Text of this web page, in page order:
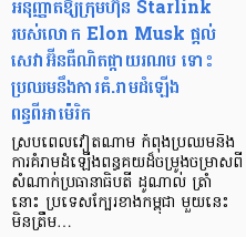
អនុញ្ញាតឱ្យក្រុមហ៊ុន Starlink
របស់លោក Elon Musk ផ្ដល់
សេវាអ៊ីនធឺណិតផ្កាយរណប ទោះ
ប្រឈមនឹងការគំ.រាមដំឡើង
ពន្ធពីអាម៉េរិក
ស្របពេលវៀតណាម កំពុងប្រឈមនឹង
ការគំរាមដំឡើងពន្ធគយដ៏ចម្រូងចម្រាសពី
សំណាក់ប្រធានាធិបតី ដូណាល់ ត្រាំ
នោះ ប្រទេសក្បែរខាងកម្ពុជា មួយនេះ
មិនត្រឹម…